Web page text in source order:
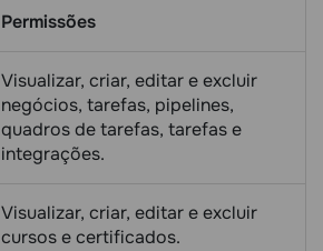
Permissões
Visualizar, criar, editar e excluir
negócios, tarefas, pipelines,
quadros de tarefas, tarefas e
integrações.
Visualizar, criar, editar e excluir
cursos e certificados.